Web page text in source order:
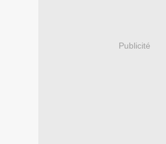
Publicité